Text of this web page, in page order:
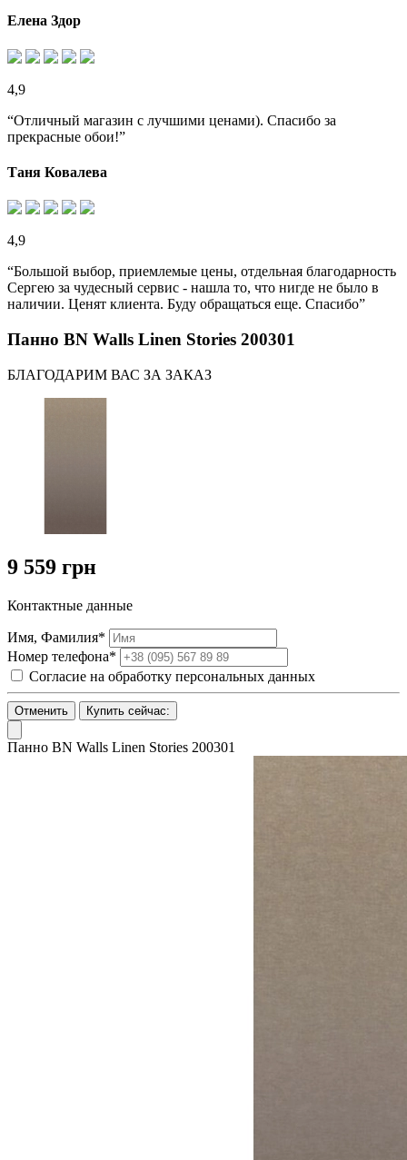
Елена Здор
4,9
“Отличный магазин с лучшими ценами). Спасибо за
прекрасные обои!”
Таня Ковалева
4,9
“Большой выбор, приемлемые цены, отдельная благодарность
Сергею за чудесный сервис - нашла то, что нигде не было в
наличии. Ценят клиента. Буду обращаться еще. Спасибо”
Панно BN Walls Linen Stories 200301
БЛАГОДАРИМ ВАС ЗА ЗАКАЗ
9 559 грн
Контактные данные
Имя, Фамилия*
Номер телефона*
Согласие на обработку персональных данных
Отменить Купить сейчас:
Панно BN Walls Linen Stories 200301